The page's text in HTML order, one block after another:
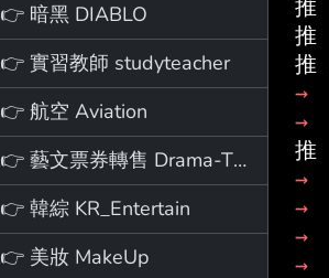
👉 暗黑 DIABLO
👉 實習教師 studyteacher
👉 航空 Aviation
👉 藝文票券轉售 Drama-Ticket
👉 韓綜 KR_Entertain
👉 美妝 MakeUp
推
推
推
→
→
推
→
→
→
→